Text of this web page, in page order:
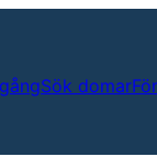
Sök domar